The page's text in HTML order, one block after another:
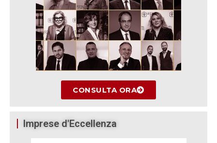
CONSULTA ORA
Imprese d'Eccellenza